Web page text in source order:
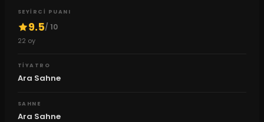
SEYIRCI PUANI
9.5/ 10
22 oy
TIYATRO
Ara Sahne
SAHNE
Ara Sahne